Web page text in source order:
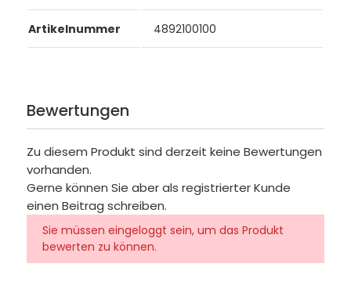
Artikelnummer 4892100100
Bewertungen
Zu diesem Produkt sind derzeit keine Bewertungen
vorhanden.
Gerne können Sie aber als registrierter Kunde
einen Beitrag schreiben.
Sie müssen eingeloggt sein, um das Produkt
bewerten zu können.